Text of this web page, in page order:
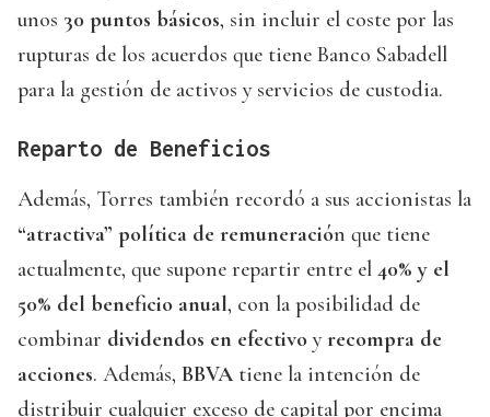
unos 30 puntos básicos, sin incluir el coste por las
rupturas de los acuerdos que tiene Banco Sabadell
para la gestión de activos y servicios de custodia.
Reparto de Beneficios
Además, Torres también recordó a sus accionistas la
“atractiva” política de remuneración que tiene
actualmente, que supone repartir entre el 40% y el
50% del beneficio anual, con la posibilidad de
combinar dividendos en efectivo yrecompra de
acciones. Además, BBVA tiene la intención de
distribuir cualquier exceso de capital por encima